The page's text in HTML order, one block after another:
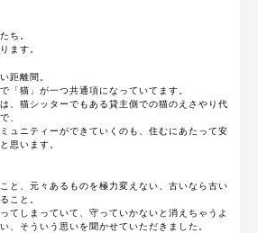
ち。
ます。
距離間。
「猫」が一つ共通項になっていてます。
、猫シッターでもある貸主側での猫のえさやり代
、
ュニティーができていくのも、住むにあたって安
思います。
と、元々あるものを極力変えない、古いなら古い
こと。
てしまっていて、守っていかないと消えちゃうよ
、そういう思いを聞かせていただきました。